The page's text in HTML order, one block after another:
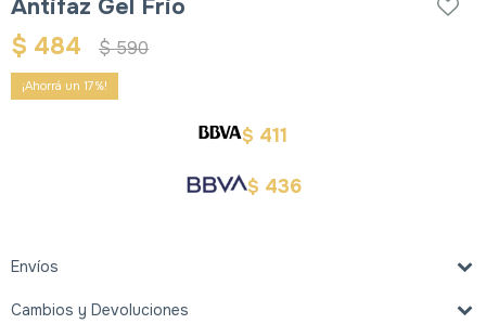
Antifaz Gel Frio
$ 484 $ 590
17
$ 411
$ 436
Envíos
Cambios y Devoluciones